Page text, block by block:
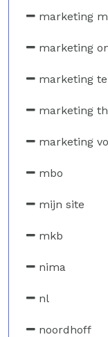
marketing
marketing
marketing
marketing
marketing
mbo
mijn site
mkb
nima
nl
noordhoff